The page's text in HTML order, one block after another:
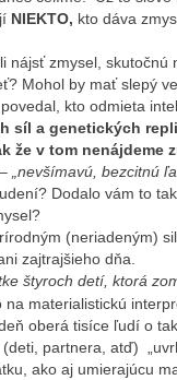
NIEKTO, kto dáva
nájsť zmysel, skutočnú
Mohol by mať slepý
kto odmieta
síl a genetických
že v tom nenájdeme
„nevšímavú, bezcitnú
Dodalo vám to
(neriadeným)
zajtrajšieho dňa.
štyroch detí, ktorá
materialistickú
oberá tisíce ľudí o
(deti, partnera, atď)
ako aj umierajúcu